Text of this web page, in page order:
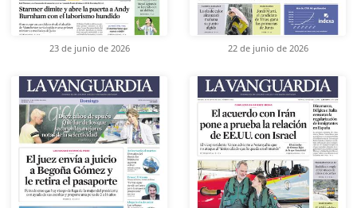
23 de junio de 2026 22 de junio de 2026